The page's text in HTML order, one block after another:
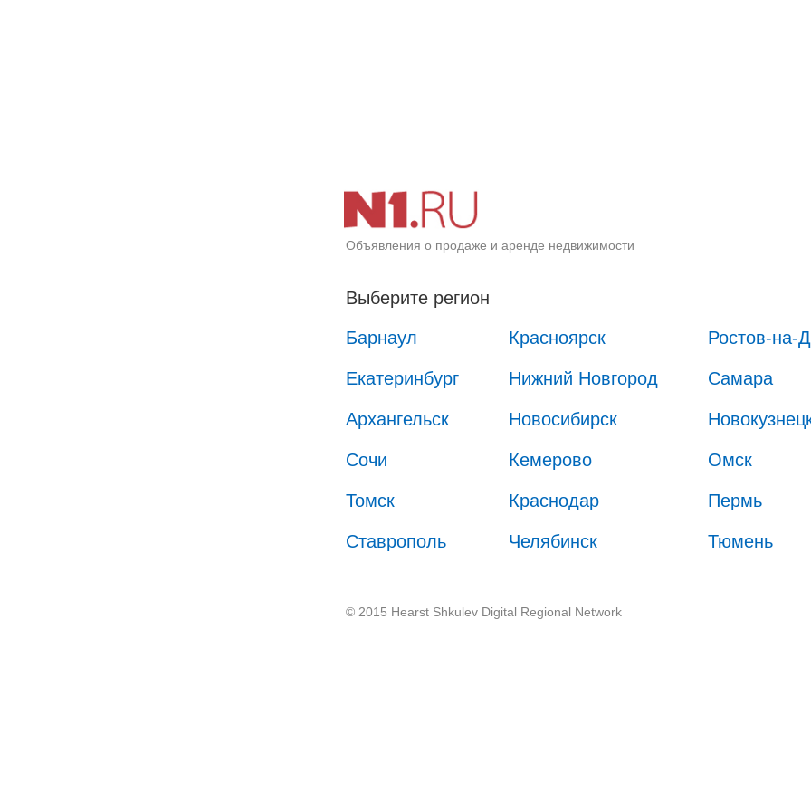
Объявления о продаже и аренде недвижимости
Выберите регион
Барнаул
Красноярск Ростов-на-
Екатеринбург Нижний Новгород Самара
Архангельск Новосибирск
Сочи Кемерово Омск
Томск Краснодар Пермь
Ставрополь Челябинск Тюмень
© 2015 Hearst Shkulev Digital Regional Network